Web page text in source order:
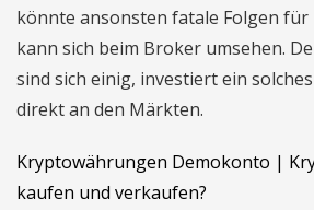
könnte ansonsten fatale Folgen für
kann sich beim Broker umsehen.
sind sich einig, investiert ein
direkt an den Märkten.
Kryptowährungen Demokonto |
kaufen und verkaufen?